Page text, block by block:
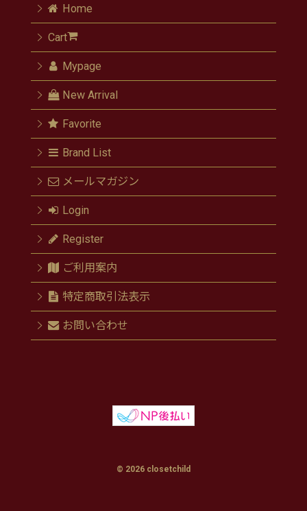
Home
Cart
Mypage
New Arrival
Favorite
Brand List
メールマガジン
Login
Register
ご利用案内
特定商取引法表示
お問い合わせ
© 2026 closetchild